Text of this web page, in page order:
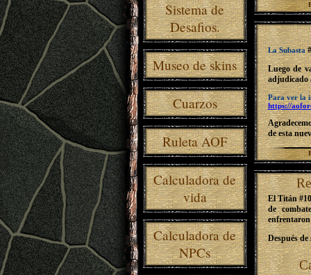
Sistema de
Desafios.
Museo de skins
Cuarzos
Ruleta AOF
Calculadora de
vida
Calculadora de
NPCs
La Subasta
Luego de
adjudicado
Para ver la
https://
de esta
El Titán
de
Después